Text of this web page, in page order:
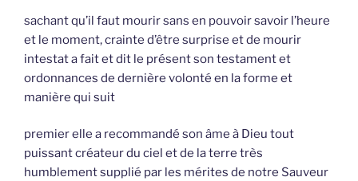
sachant qu’il faut mourir sans en pouvoir savoir l’heure
et le moment, crainte d’être surprise et de mourir
intestat a fait et dit le présent son testament et
ordonnances de dernière volonté en la forme et
manière qui suit
premier elle a recommandé son âme à Dieu tout
puissant créateur du ciel et de la terre très
humblement supplié par les mérites de notre Sauveur